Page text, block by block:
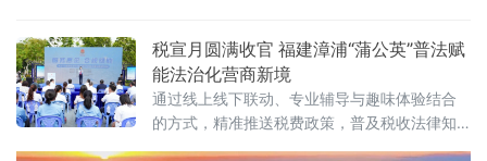
预防劳动争议。干警围绕“共筑和谐——最新法
律与司法解释的劳动关系实务解读”主题作宣
讲。主讲人重点结合《最高人民法院关于审
税宣月圆满收官 福建漳浦“蒲公英”普法赋
能法治化营商新境
通过线上线下联动、专业辅导与趣味体验结合
的方式，精准推送税费政策，普及税收法律知